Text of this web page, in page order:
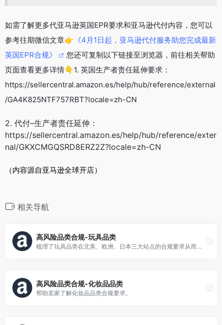
如需了解更多代亚马逊英国EPR要求和亚马逊代付内容，您可以
参考往期微信文章👉 《4月1日起，亚马逊代付服务助您完成最新
英国EPR合规》
您还可复制以下链接至浏览器，前往相关帮助
页面查看更多详情👇1. 英国生产者责任延伸要求：
https://sellercentral.amazon.es/help/hub/reference/external
/GA4K825NTF757RBT?locale=zh-CN
2. 代付–生产者责任延伸：
https://sellercentral.amazon.es/help/hub/reference/exter
nal/GKXCMGQSRD8ERZ2Z?locale=zh-CN
（内容源自亚马逊全球开店）
相关导航
高风险品类合规-玩具品类
梳理了玩具品类在北美、欧洲、日本三大站点的合规要求从而帮助卖家提前规避风险，顺利开展业务。
高风险品类合规-化妆品品类
帮助卖家了解化妆品品类合规要求。